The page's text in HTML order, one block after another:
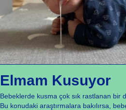
Yeni Doğan Sorunları
Elmam Kusuyor
Bebeklerde kusma çok sık rastlanan bir
Bu konudaki araştırmalara bakılırsa,